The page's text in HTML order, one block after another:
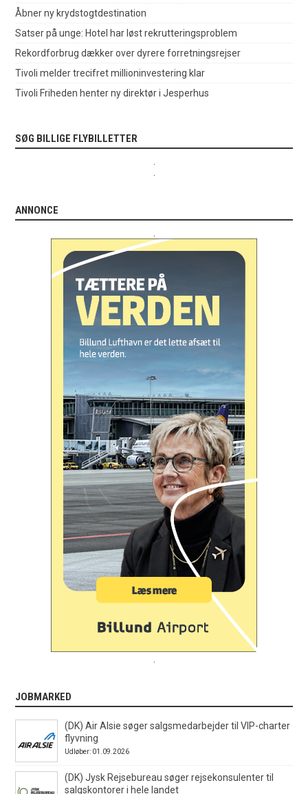
Åbner ny krydstogtdestination
Satser på unge: Hotel har løst rekrutteringsproblem
Rekordforbrug dækker over dyrere forretningsrejser
Tivoli melder trecifret millioninvestering klar
Tivoli Friheden henter ny direktør i Jesperhus
SØG BILLIGE FLYBILLETTER
.
.
ANNONCE
.
.
JOBMARKED
(DK) Air Alsie søger salgsmedarbejder til VIP-charter
flyvning
Udløber: 01.09.2026
(DK) Jysk Rejsebureau søger rejsekonsulenter til
salgskontorer i hele landet